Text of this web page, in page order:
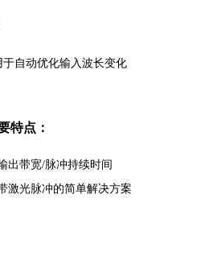
动优化输入波长变化
特点：
带宽/脉冲持续时间
光脉冲的简单解决方案